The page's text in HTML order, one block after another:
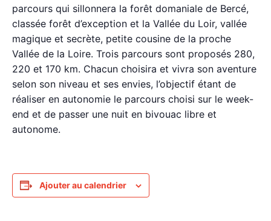
parcours qui sillonnera la forêt domaniale de Bercé,
classée forêt d’exception et la Vallée du Loir, vallée
magique et secrète, petite cousine de la proche
Vallée de la Loire. Trois parcours sont proposés 280,
220 et 170 km. Chacun choisira et vivra son aventure
selon son niveau et ses envies, l’objectif étant de
réaliser en autonomie le parcours choisi sur le week-
end et de passer une nuit en bivouac libre et
autonome.
Ajouter au calendrier